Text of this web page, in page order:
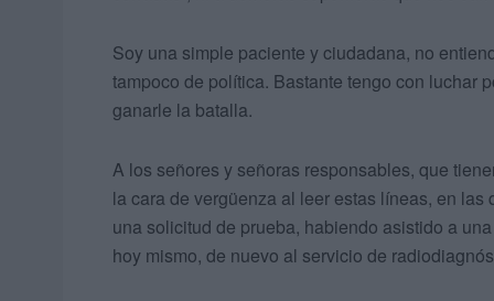
Soy una simple paciente y ciudadana, no
tampoco de política. Bastante tengo con luchar
ganarle la batalla.
A los señores y señoras responsables, que
la cara de vergüenza al leer estas líneas, en
una solicitud de prueba, habiendo asistido a
hoy mismo, de nuevo al servicio de